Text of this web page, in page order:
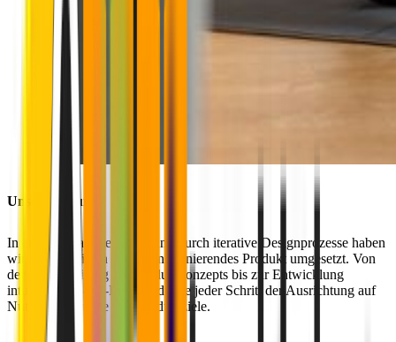
Unsere Lösung
In enger Zusammenarbeit und durch iterative Designprozesse haben
wir Akinas Vision in ein funktionierendes Produkt umgesetzt. Von
der Überarbeitung des Produktkonzepts bis zur Entwicklung
intuitiver UX-/UI-Designs diente jeder Schritt der Ausrichtung auf
Nutzerbedürfnisse und Produktziele.